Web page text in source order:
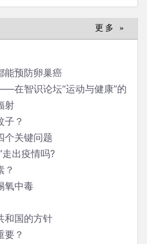
更多 »
能预防卵巢癌
在智识论坛“运动与健康”的
射
子？
个关键问题
走出疫情吗?
？
氧中毒
和国的方针
要？